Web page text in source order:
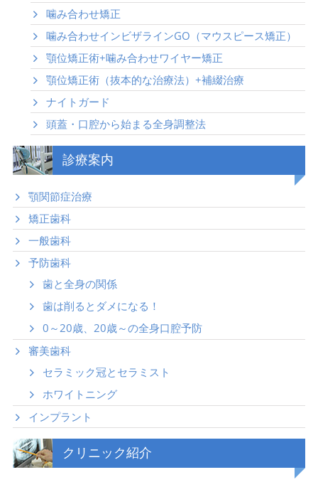
噛み合わせ矯正
噛み合わせインビザラインGO（マウスピース矯正）
顎位矯正術+噛み合わせワイヤー矯正
顎位矯正術（抜本的な治療法）+補綴治療
ナイトガード
頭蓋・口腔から始まる全身調整法
診療案内
顎関節症治療
矯正歯科
一般歯科
予防歯科
歯と全身の関係
歯は削るとダメになる！
0～20歳、20歳～の全身口腔予防
審美歯科
セラミック冠とセラミスト
ホワイトニング
インプラント
クリニック紹介